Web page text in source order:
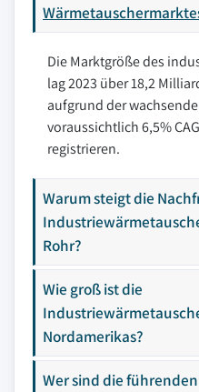
Die Marktgröße des
lag 2023 über 18,2
aufgrund der
voraussichtlich 6,5%
registrieren.
Warum steigt die
Rohr?
Wie groß ist die
Nordamerikas?
Wer sind die